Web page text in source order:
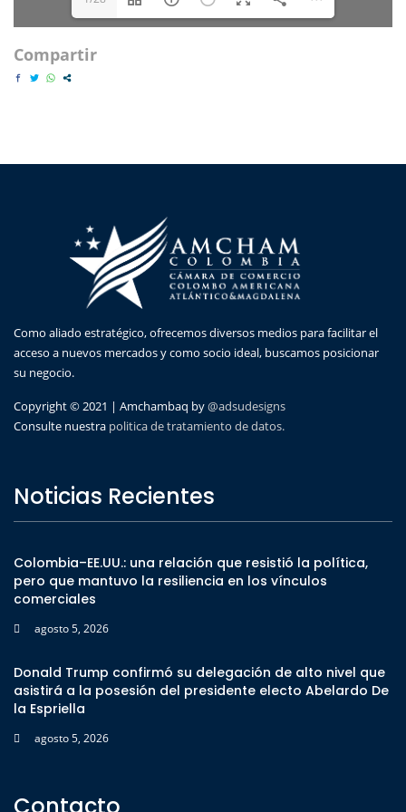
Compartir
Como aliado estratégico, ofrecemos diversos medios para facilitar el
acceso a nuevos mercados y como socio ideal, buscamos posicionar
su negocio.
Copyright © 2021 | Amchambaq by@adsudesigns
Consulte nuestra politica de tratamiento de datos.
Noticias Recientes
Colombia–EE.UU.: una relación que resistió la política,
pero que mantuvo la resiliencia en los vínculos
comerciales
agosto 5, 2026
Donald Trump confirmó su delegación de alto nivel que
asistirá a la posesión del presidente electo Abelardo De
la Espriella
agosto 5, 2026